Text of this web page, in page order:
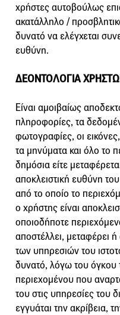
χρήστες αυτοβούλως
ακατάλληλο /
δυνατό να ελέγχεται
ευθύνη.
ΔΕΟΝΤΟΛΟΓΙΑ
Είναι αμοιβαίως
πληροφορίες, τα
φωτογραφίες, οι
τα μηνύματα και όλο το
δημόσια είτε
αποκλειστική ευθύνη
από το οποίο το
ο χρήστης είναι
οποιοδήποτε
αποστέλλει, μεταφέρει
των υπηρεσιών του
δυνατό, λόγω του όγκου
περιεχομένου που
του στις υπηρεσίες του
εγγυάται την ακρίβεια,